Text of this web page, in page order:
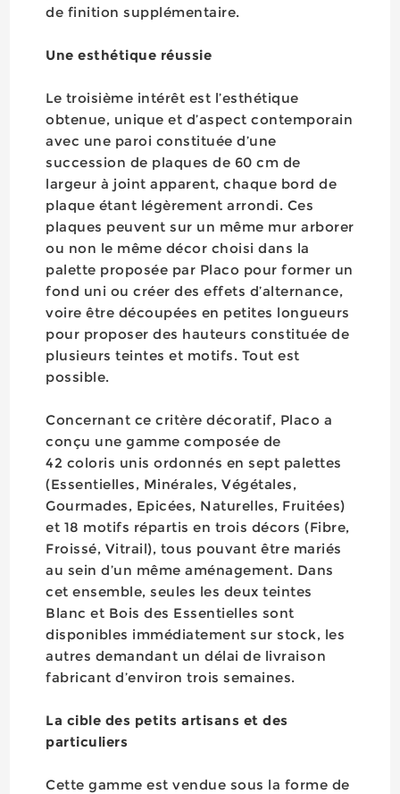
de finition supplémentaire.
Une esthétique réussie
Le troisième intérêt est l’esthétique
obtenue, unique et d’aspect contemporain
avec une paroi constituée d’une
succession de plaques de 60 cm de
largeur à joint apparent, chaque bord de
plaque étant légèrement arrondi. Ces
plaques peuvent sur un même mur arborer
ou non le même décor choisi dans la
palette proposée par Placo pour former un
fond uni ou créer des effets d’alternance,
voire être découpées en petites longueurs
pour proposer des hauteurs constituée de
plusieurs teintes et motifs. Tout est
possible.
Concernant ce critère décoratif, Placo a
conçu une gamme composée de
42 coloris unis ordonnés en sept palettes
(Essentielles, Minérales, Végétales,
Gourmades, Epicées, Naturelles, Fruitées)
et 18 motifs répartis en trois décors (Fibre,
Froissé, Vitrail), tous pouvant être mariés
au sein d’un même aménagement. Dans
cet ensemble, seules les deux teintes
Blanc et Bois des Essentielles sont
disponibles immédiatement sur stock, les
autres demandant un délai de livraison
fabricant d’environ trois semaines.
La cible des petits artisans et des
particuliers
Cette gamme est vendue sous la forme de